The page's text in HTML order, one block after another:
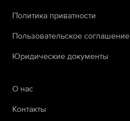
Политика приватности
Пользовательское соглашение
Юридические документы
О нас
Контакты